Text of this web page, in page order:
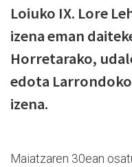
Loiuko IX. Lore
izena eman
Horretarako,
edota
izena.
Maiatzaren 30ean